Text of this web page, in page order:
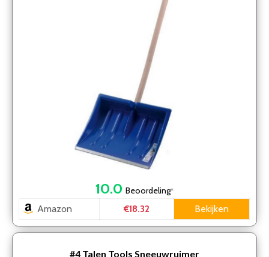
10.0 Beoordeling*
Amazon €18.32 Bekijken
#4 Talen Tools Sneeuwruimer